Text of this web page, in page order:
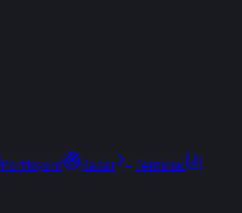
Portföyüm Radar
Terminal